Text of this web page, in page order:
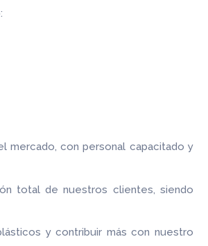
mercado, con personal capacitado y
total de nuestros clientes, siendo
y contribuir más con nuestro